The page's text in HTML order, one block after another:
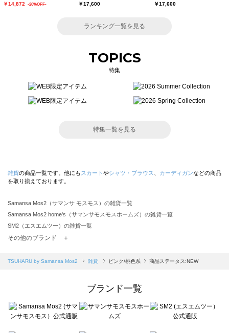
￥14,872 -20%OFF- ￥17,600 ￥17,600
ランキング一覧を見る
TOPICS
特集
特集一覧を見る
雑貨の商品一覧です。他にも スカート やシャツ・ブラウス カーディガンなどの商品
を取り揃えております。
Samansa Mos2（サマンサ モスモス）の雑貨一覧
Samansa Mos2 home's（サマンサモスモスホームズ）の雑貨一覧
SM2（エスエムツー）の雑貨一覧
TSUHARU by Samansa Mos2（ツハルバイサマンサモスモス）の雑貨一覧
Samansa Mos2 blue（サマンサモスモス ブルー）の雑貨一覧
sō4ū（ソウフォーユー）の雑貨一覧
Te chichi（テチチ）の雑貨一覧
Te chichi CLASSIC（テチチ クラシック）の雑貨一覧
その他のブランド ＋
TSUHARU by Samansa Mos2 雑貨 ピンク/桃色系 商品ステータス:NEW
ブランド一覧